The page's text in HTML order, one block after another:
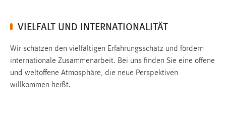
VIELFALT UND INTERNATIONALITÄT
Wir schätzen den vielfältigen Erfahrungsschatz und fördern
internationale Zusammenarbeit. Bei uns finden Sie eine offene
und weltoffene Atmosphäre, die neue Perspektiven
willkommen heißt.
Cookie Laufzeit:
Facebook Pixel
Name: